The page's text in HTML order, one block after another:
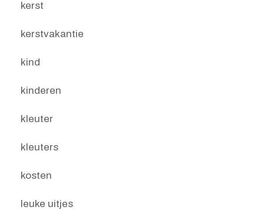
kerst
kerstvakantie
kind
kinderen
kleuter
kleuters
kosten
leuke uitjes